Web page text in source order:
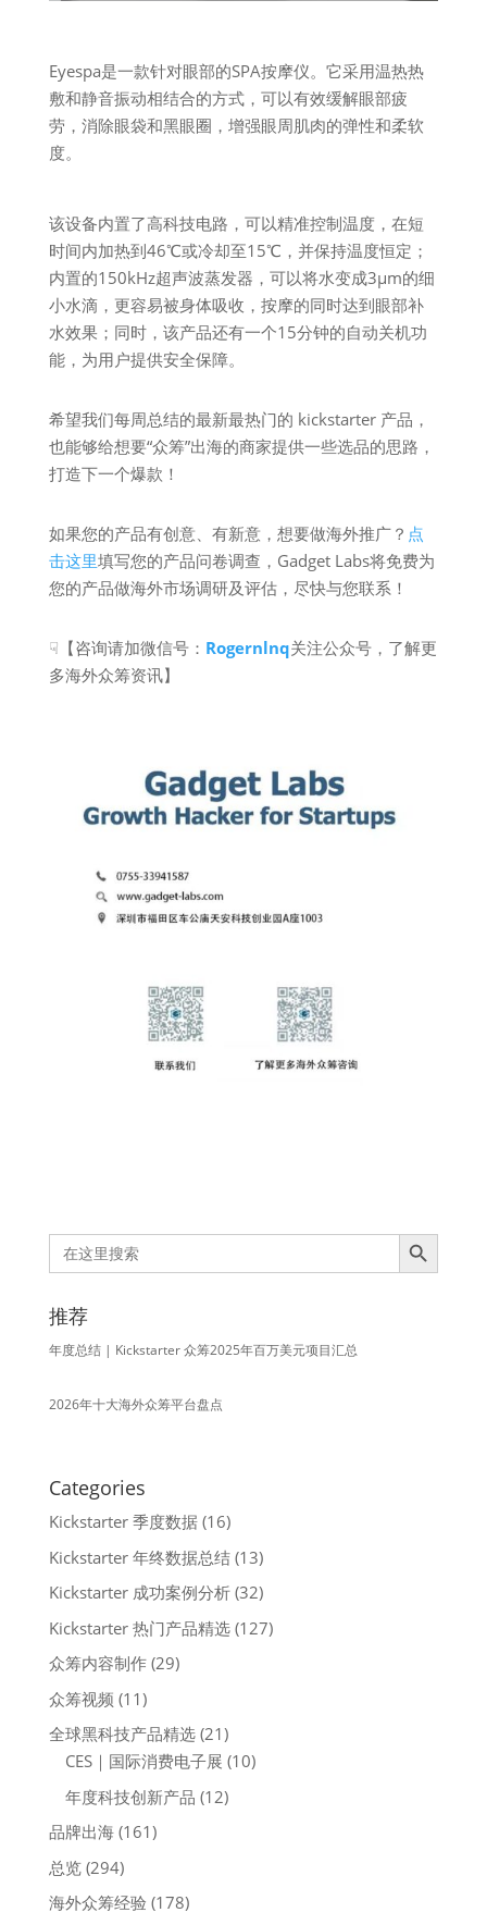
Eyespa是一款针对眼部的SPA按摩仪。它采用温热热
敷和静音振动相结合的方式，可以有效缓解眼部疲
劳，消除眼袋和黑眼圈，增强眼周肌肉的弹性和柔软
度。
该设备内置了高科技电路，可以精准控制温度，在短
时间内加热到46℃或冷却至15℃，并保持温度恒定；
内置的150kHz超声波蒸发器，可以将水变成3μm的细
小水滴，更容易被身体吸收，按摩的同时达到眼部补
水效果；同时，该产品还有一个15分钟的自动关机功
能，为用户提供安全保障。
希望我们每周总结的最新最热门的 kickstarter 产品，
也能够给想要“众筹”出海的商家提供一些选品的思路，
打造下一个爆款！
如果您的产品有创意、有新意，想要做海外推广？ 点
击这里填写您的产品问卷调查，Gadget Labs将免费为
您的产品做海外市场调研及评估，尽快与您联系！
☟【咨询请加微信号： Rogernlnq关注公众号，了解更
多海外众筹资讯】
Search
for:
Search Button
推荐
年度总结 | Kickstarter 众筹2025年百万美元项目汇总
2026年十大海外众筹平台盘点
Categories
Kickstarter 季度数据(16)
Kickstarter 年终数据总结(13)
Kickstarter 成功案例分析(32)
Kickstarter 热门产品精选(127)
众筹内容制作(29)
众筹视频 (11)
全球黑科技产品精选(21)
CES｜国际消费电子展 (10)
年度科技创新产品 (12)
品牌出海(161)
总览(294)
海外众筹经验 (178)